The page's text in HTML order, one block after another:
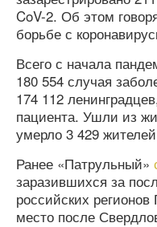
CoV-2. Об этом
борьбе с
Всего с начала
180 554 случая
174 112
пациента. Ушли из
умерло 3 429
Ранее «Патрульный»
заразившихся за
российских
место после